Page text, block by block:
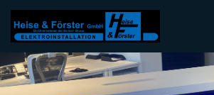
Zum
Inhalt
springen